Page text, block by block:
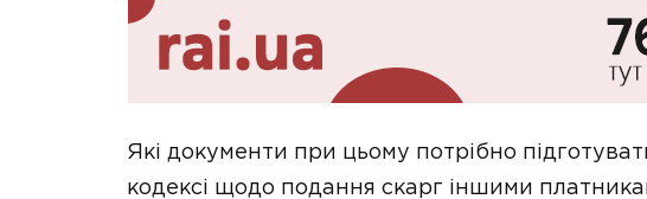
Які документи при цьому потрібно
кодексі щодо подання скарг іншими